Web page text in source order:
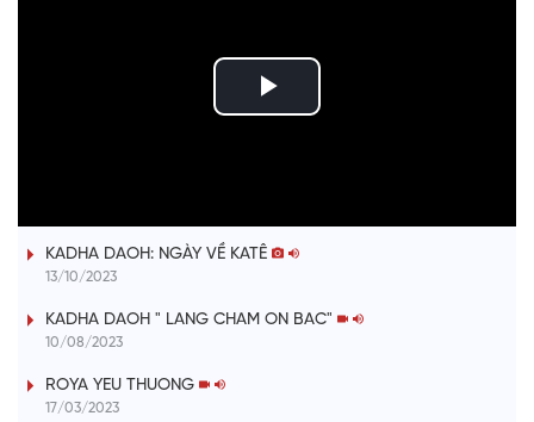
P
a
V
KADHA DAOH: NGÀY VỀ KATÊ
13/10/2023
KADHA DAOH " LANG CHAM ON BAC"
10/08/2023
ROYA YEU THUONG
17/03/2023